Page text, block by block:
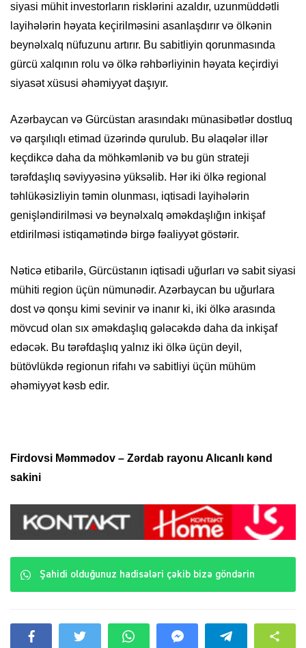
siyasi mühit investorların risklərini azaldır, uzunmüddətli
layihələrin həyata keçirilməsini asanlaşdırır və ölkənin
beynəlxalq nüfuzunu artırır. Bu sabitliyin qorunmasında
gürcü xalqının rolu və ölkə rəhbərliyinin həyata keçirdiyi
siyasət xüsusi əhəmiyyət daşıyır.
Azərbaycan və Gürcüstan arasındakı münasibətlər dostluq
və qarşılıqlı etimad üzərində qurulub. Bu əlaqələr illər
keçdikcə daha da möhkəmlənib və bu gün strateji
tərəfdaşlıq səviyyəsinə yüksəlib. Hər iki ölkə regional
təhlükəsizliyin təmin olunması, iqtisadi layihələrin
genişləndirilməsi və beynəlxalq əməkdaşlığın inkişaf
etdirilməsi istiqamətində birgə fəaliyyət göstərir.
Nəticə etibarilə, Gürcüstanın iqtisadi uğurları və sabit siyasi
mühiti region üçün nümunədir. Azərbaycan bu uğurlara
dost və qonşu kimi sevinir və inanır ki, iki ölkə arasında
mövcud olan sıx əməkdaşlıq gələcəkdə daha da inkişaf
edəcək. Bu tərəfdaşlıq yalnız iki ölkə üçün deyil,
bütövlükdə regionun rifahı və sabitliyi üçün mühüm
əhəmiyyət kəsb edir.
Firdovsi Məmmədov – Zərdab rayonu Alıcanlı kənd
sakini
Şahidi olduğunuz hadisələri çəkib bizə göndərin